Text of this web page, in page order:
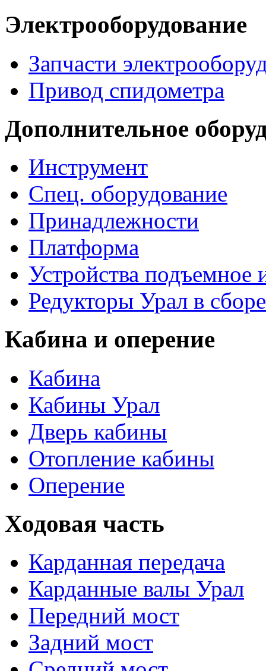
Электрооборудование
Запчасти
Привод спидометра
Дополнительное
Инструмент
Спец. оборудование
Принадлежности
Платформа
Устройства
Редукторы Урал в сборе
Кабина и оперение
Кабина
Кабины Урал
Дверь кабины
Отопление кабины
Оперение
Ходовая часть
Карданная передача
Карданные валы Урал
Передний мост
Задний мост